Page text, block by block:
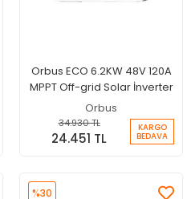
Orbus ECO 6.2KW 48V 120A
MPPT Off-grid Solar İnverter
Orbus
34.930 TL
24.451 TL
KARGO
BEDAVA
%30